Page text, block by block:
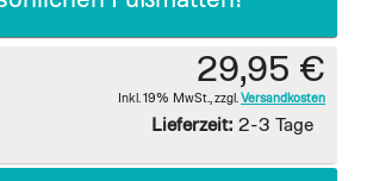
29,95 €
Inkl. 19% MwSt. zzgl. Versandkosten
Lieferzeit: 2-3 Tage